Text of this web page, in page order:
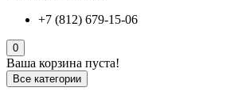
+7 (812) 679-15-06
0
Ваша корзина пуста!
Все категории